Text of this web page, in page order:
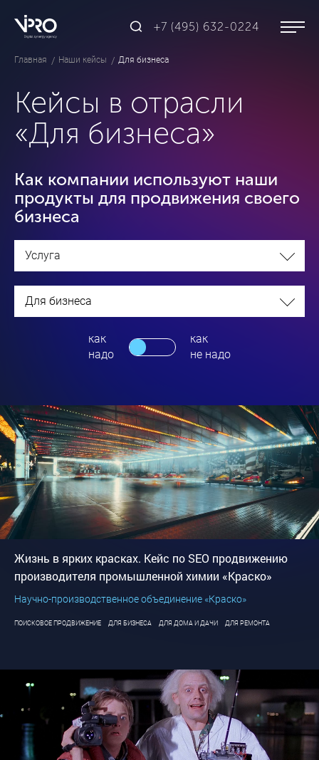
+7 (495) 632-0224
Главная Наши кейсы Для бизнеса
Кейсы в отрасли
«Для бизнеса»
Как компании используют наши
продукты для продвижения своего
бизнеса
Услуга
Для бизнеса
как
надо
как
не надо
Жизнь в ярких красках. Кейс по SEO продвижению
производителя промышленной химии «Краско»
Научно-производственное объединение «Краско»
ПОИСКОВОЕ ПРОДВИЖЕНИЕ ДЛЯ БИЗНЕСА ДЛЯ ДОМА И ДАЧИ ДЛЯ РЕМОНТА